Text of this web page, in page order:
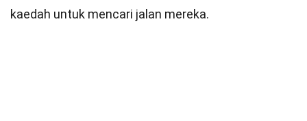
kaedah untuk mencari jalan mereka.